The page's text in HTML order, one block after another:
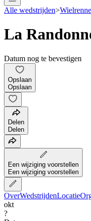
Alle wedstrijden>
La
Datum nog te bevestigen
Opslaan
Opslaan
Delen
Delen
Een wijziging voorstellen
Een wijziging voorstellen
OverWedstrijdenLocatie
okt
?